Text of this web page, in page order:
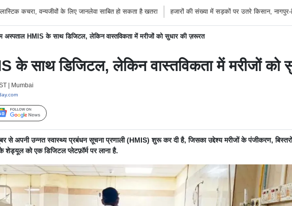
लिए जानलेवा साबित हो सकता है खतरा हजारों की संख्या में सड़कों पर उतरे किसान, नागपुर-हैदराबाद राजमार्ग
अस्पताल HMIS के साथ डिजिटल, लेकिन वास्तविकता में मरीजों को सुधार की ज़रूरत
के साथ डिजिटल, लेकिन वास्तविकता में मरीजों को
| Mumbai
Follow Us
अपनी उन्नत स्वास्थ्य प्रबंधन सूचना प्रणाली (HMIS) शुरू कर दी है, जिसका उद्देश्य मरीजों के पंजीकरण,
को एक डिजिटल प्लेटफ़ॉर्म पर लाना है.